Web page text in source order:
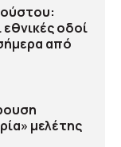
εθνικές οδοί
από
μελέτης